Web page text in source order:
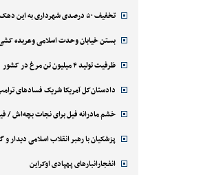
تخفیف ۵۰ درصدی شهرداری به این دهک‌ها
بستن خیابان وحدت اسلامی وعربده
ظرفیت تولید ۴ میلیون تن مرغ در کشور
دادستان‌کل آمریکا شریک فسادهای
خشم مادرانه فیل برای نجات بچه‌اش /
پزشکیان با رهبر انقلاب اسلامی دیدار
انفجارانبارهای پهپادی اوکراین